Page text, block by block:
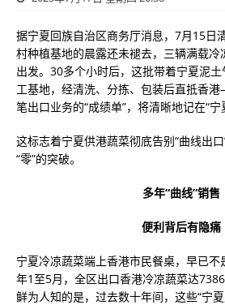
据宁夏回族自治区商务厅消息，7月15日
村种植基地的晨露还未褪去，三辆满载
出发。30多个小时后，这批带着宁夏泥
工基地，经清洗、分拣、包装后直抵香
笔出口业务的“成绩单”，将清晰地记在“宁
这标志着宁夏供港蔬菜彻底告别“曲线出
“零”的突破。
多年“曲线”销售
便利背后有隐痛
宁夏冷凉蔬菜端上香港市民餐桌，早已
年1至5月，全区出口香港冷凉蔬菜达
鲜为人知的是，过去数十年间，这些“宁